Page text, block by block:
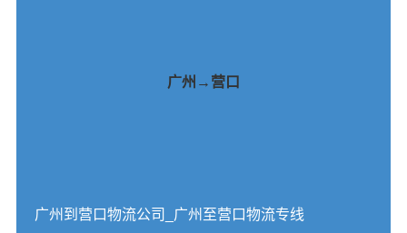
广州→营口
广州到营口物流公司_广州至营口物流专线